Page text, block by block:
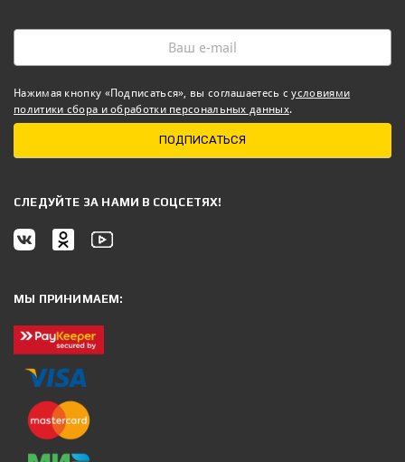
Нажимая кнопку «Подписаться», вы соглашаетесь сусловиями
политики сбора и обработки персональных данных.
ПОДПИСАТЬСЯ
CЛЕДУЙТЕ ЗА НАМИ В СОЦСЕТЯХ!
МЫ ПРИНИМАЕМ: